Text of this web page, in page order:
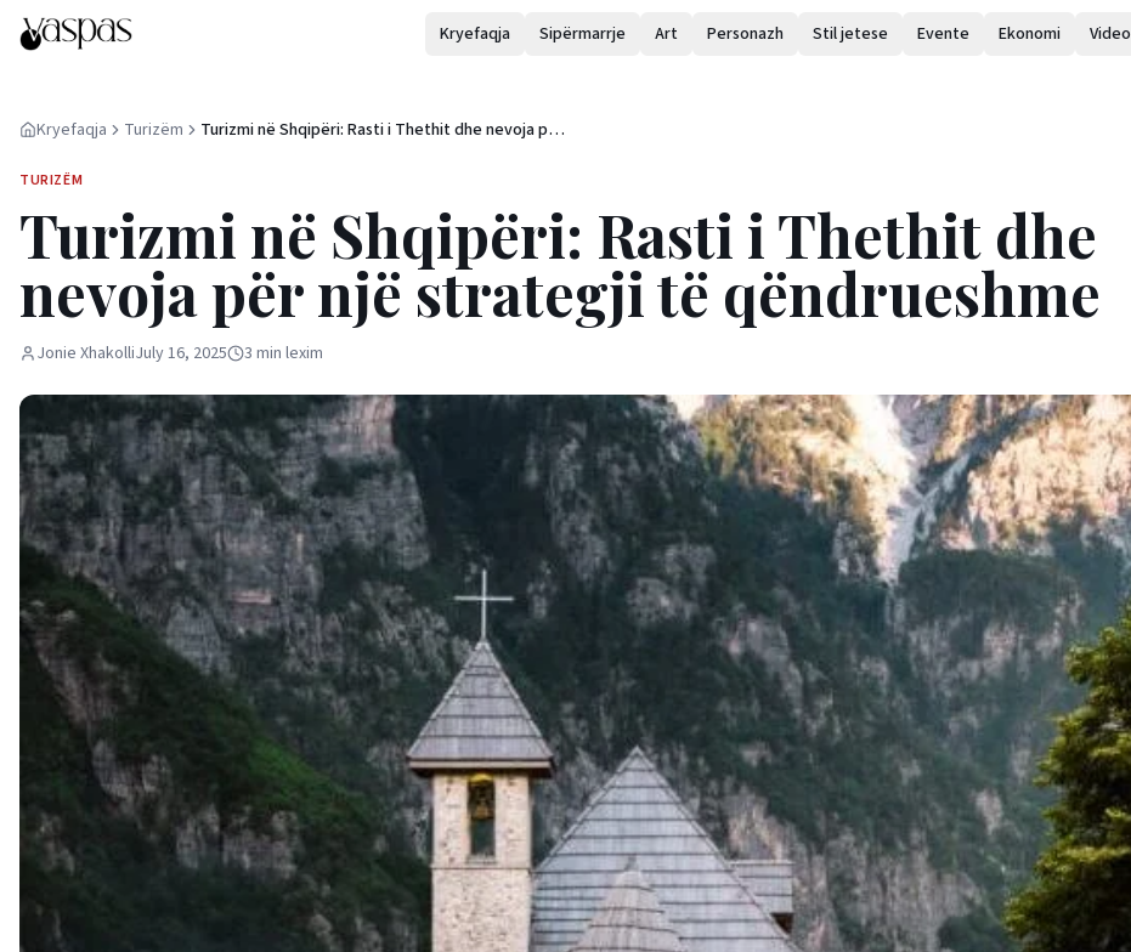
Kryefaqja Sipërmarrje Art Personazh Stil jetese Evente Ekonomi Video
Kryefaqja Turizëm
Turizmi në Shqipëri: Rasti i Thethit dhe nevoja për
TURIZËM
Turizmi në Shqipëri: Rasti i Thethit dhe
nevoja për një strategji të qëndrueshme
Jonie XhakolliJuly 16, 2025 3 min lexim